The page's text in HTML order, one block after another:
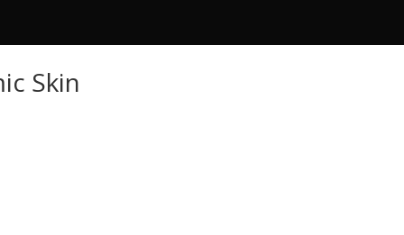
Skin